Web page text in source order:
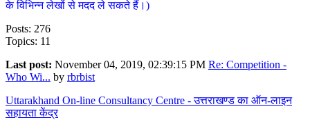
के विभिन्न लेखों से मदद ले सकते हैं।)
Posts: 276
Topics: 11
Last post: November 04, 2019, 02:39:15 PM Re: Competition -
Who Wi... by rbrbist
Uttarakhand On-line Consultancy Centre - उत्तराखण्ड का ऑन-लाइन
सहायता केंद्र